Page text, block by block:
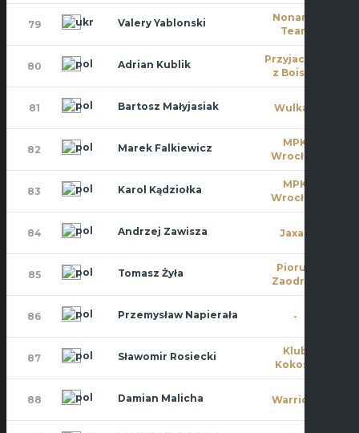
79 Valery Yablonski
Noname
Team
80 Adrian Kublik
Przyjaciele
z Boiska
81 Bartosz Małyjasiak Wulkan
82 Marek Falkiewicz
MPK
Wrocław
83 Karol Kądziołka
MPK
Wrocław
84 Andrzej Zawisza Jaxan
85 Tomasz Żyła
Piorun
Zaodrze
86 Przemysław Napierała -
87 Sławomir Rosiecki
Klub
Kokosa
88 Damian Malicha Warriors